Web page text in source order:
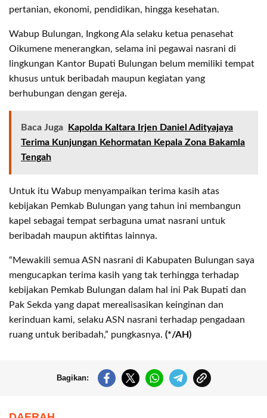
pertanian, ekonomi, pendidikan, hingga kesehatan.
Wabup Bulungan, Ingkong Ala selaku ketua penasehat
Oikumene menerangkan, selama ini pegawai nasrani di
lingkungan Kantor Bupati Bulungan belum memiliki tempat
khusus untuk beribadah maupun kegiatan yang
berhubungan dengan gereja.
Baca Juga
Kapolda Kaltara Irjen Daniel Adityajaya
Terima Kunjungan Kehormatan Kepala Zona Bakamla
Tengah
Untuk itu Wabup menyampaikan terima kasih atas
kebijakan Pemkab Bulungan yang tahun ini membangun
kapel sebagai tempat serbaguna umat nasrani untuk
beribadah maupun aktifitas lainnya.
“Mewakili semua ASN nasrani di Kabupaten Bulungan saya
mengucapkan terima kasih yang tak terhingga terhadap
kebijakan Pemkab Bulungan dalam hal ini Pak Bupati dan
Pak Sekda yang dapat merealisasikan keinginan dan
kerinduan kami, selaku ASN nasrani terhadap pengadaan
ruang untuk beribadah,” pungkasnya. (*/AH)
Bagikan: